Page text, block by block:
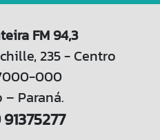
FM 94,3
235 - Centro
000
– Paraná.